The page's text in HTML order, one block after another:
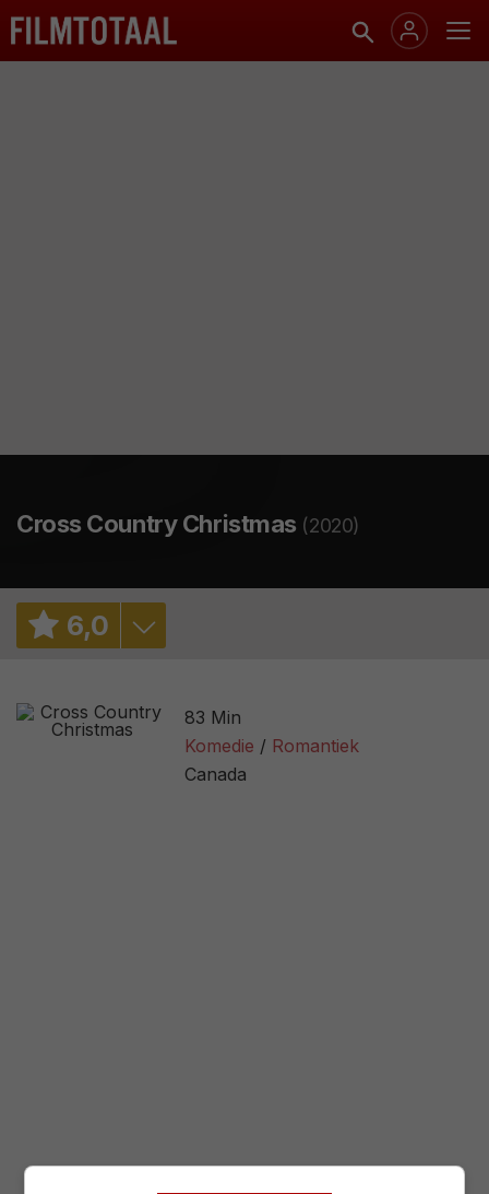
Cross Country Christmas (2020)
6,0
2,7/ 12
83 Min
Komedie
Romantiek
Canada